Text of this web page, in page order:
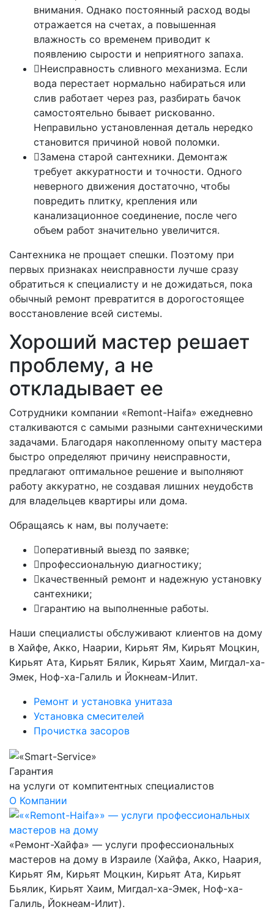
внимания. Однако постоянный расход воды
отражается на счетах, а повышенная
влажность со временем приводит к
появлению сырости и неприятного запаха.
Неисправность сливного механизма. Если
вода перестает нормально набираться или
слив работает через раз, разбирать бачок
самостоятельно бывает рискованно.
Неправильно установленная деталь нередко
становится причиной новой поломки.
Замена старой сантехники. Демонтаж
требует аккуратности и точности. Одного
неверного движения достаточно, чтобы
повредить плитку, крепления или
канализационное соединение, после чего
объем работ значительно увеличится.
Сантехника не прощает спешки. Поэтому при
первых признаках неисправности лучше сразу
обратиться к специалисту и не дожидаться, пока
обычный ремонт превратится в дорогостоящее
восстановление всей системы.
Хороший мастер решает
проблему, а не
откладывает ее
Сотрудники компании «Remont-Haifa» ежедневно
сталкиваются с самыми разными сантехническими
задачами. Благодаря накопленному опыту мастера
быстро определяют причину неисправности,
предлагают оптимальное решение и выполняют
работу аккуратно, не создавая лишних неудобств
для владельцев квартиры или дома.
Обращаясь к нам, вы получаете:
оперативный выезд по заявке;
профессиональную диагностику;
качественный ремонт и надежную установку
сантехники;
гарантию на выполненные работы.
Наши специалисты обслуживают клиентов на дому
в Хайфе, Акко, Наарии, Кирьят Ям, Кирьят Моцкин,
Кирьят Ата, Кирьят Бялик, Кирьят Хаим, Мигдал-ха-
Эмек, Ноф-ха-Галиль и Йокнеам-Илит.
Ремонт и установка унитаза
Установка смесителей
Прочистка засоров
Гарантия
на услуги от компитентных специалистов
О Компании
«Ремонт-Хайфа» — услуги профессиональных
мастеров на дому в Израиле (Хайфа, Акко, Наария,
Кирьят Ям, Кирьят Моцкин, Кирьят Ата, Кирьят
Бьялик, Кирьят Хаим, Мигдал-ха-Эмек, Ноф-ха-
Галиль, Йокнеам-Илит).